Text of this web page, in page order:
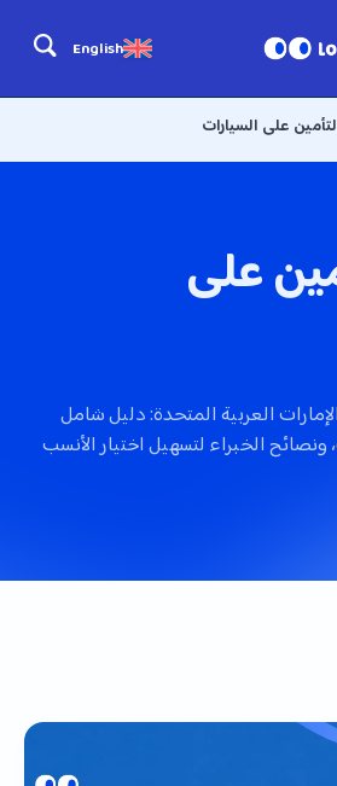
English
على السيارات
على
العربية المتحدة: دليل شامل
الخبراء لتسهيل اختيار الأنسب